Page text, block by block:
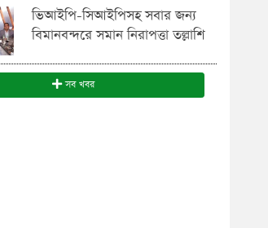
ভিআইপি-সিআইপিসহ সবার জন্য
বিমানবন্দরে সমান নিরাপত্তা তল্লাশি
সব খবর